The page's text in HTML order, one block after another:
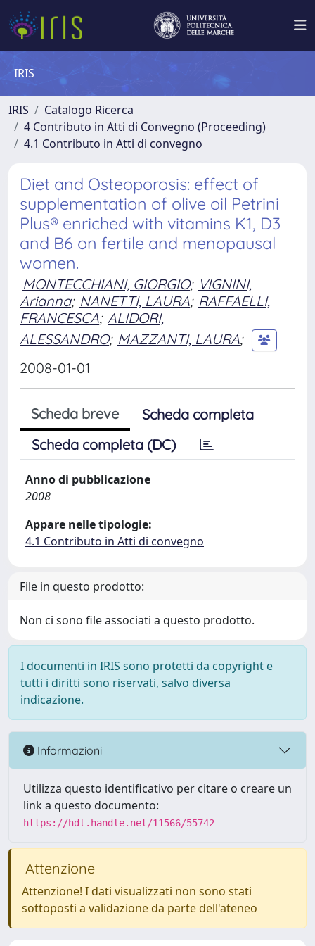
IRIS
IRIS
Catalogo Ricerca
4 Contributo in Atti di Convegno (Proceeding)
4.1 Contributo in Atti di convegno
Diet and Osteoporosis: effect of
supplementation of olive oil Petrini
Plus® enriched with vitamins K1, D3
and B6 on fertile and menopausal
women.
MONTECCHIANI, GIORGIO; VIGNINI,
Arianna; NANETTI, LAURA; RAFFAELLI,
FRANCESCA; ALIDORI,
ALESSANDRO; MAZZANTI, LAURA;
2008-01-01
Scheda breve
Scheda completa
Scheda completa (DC)
Anno di pubblicazione
2008
Appare nelle tipologie:
4.1 Contributo in Atti di convegno
File in questo prodotto:
Non ci sono file associati a questo prodotto.
I documenti in IRIS sono protetti da copyright e
tutti i diritti sono riservati, salvo diversa
indicazione.
Informazioni
Utilizza questo identificativo per citare o creare un
link a questo documento:
https://hdl.handle.net/11566/55742
Attenzione
Attenzione! I dati visualizzati non sono stati
sottoposti a validazione da parte dell'ateneo